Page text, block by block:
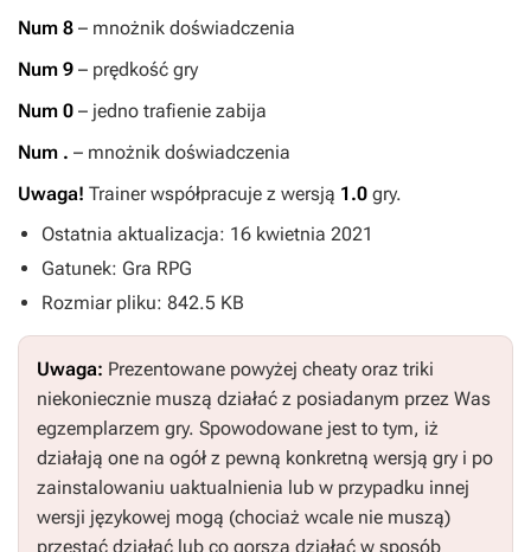
Num 8 – mnożnik doświadczenia
Num 9 – prędkość gry
Num 0 – jedno trafienie zabija
Num . – mnożnik doświadczenia
Uwaga! Trainer współpracuje z wersją 1.0 gry.
Ostatnia aktualizacja: 16 kwietnia 2021
Gatunek: Gra RPG
Rozmiar pliku: 842.5 KB
Uwaga: Prezentowane powyżej cheaty oraz triki
niekoniecznie muszą działać z posiadanym przez Was
egzemplarzem gry. Spowodowane jest to tym, iż
działają one na ogół z pewną konkretną wersją gry i po
zainstalowaniu uaktualnienia lub w przypadku innej
wersji językowej mogą (chociaż wcale nie muszą)
przestać działać lub co gorsza działać w sposób